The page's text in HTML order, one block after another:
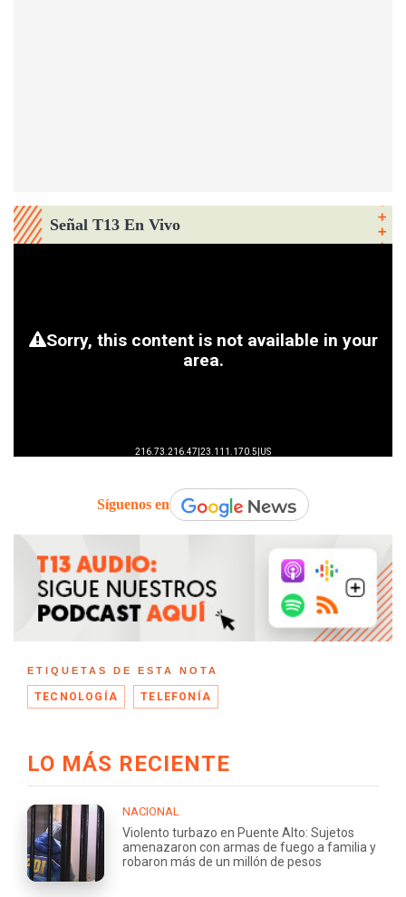
Señal T13 En Vivo
Síguenos en
ETIQUETAS DE ESTA NOTA
TECNOLOGÍA TELEFONÍA
LO MÁS RECIENTE
NACIONAL
Violento turbazo en Puente Alto: Sujetos
amenazaron con armas de fuego a familia y
robaron más de un millón de pesos